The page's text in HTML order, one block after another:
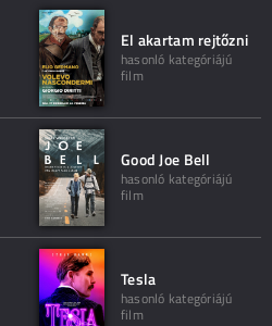
El akartam rejtőzni
hasonló kategóriájú
film
Good Joe Bell
hasonló kategóriájú
film
Tesla
hasonló kategóriájú
film